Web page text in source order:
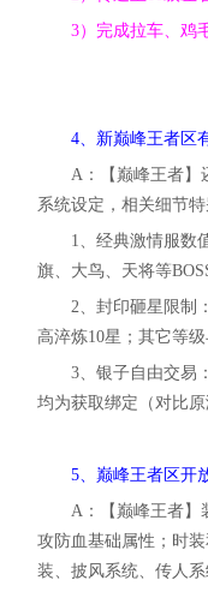
3）完成拉车、鸡
4、新巅峰王者区
A：【巅峰王者】
系统设定，相关细节
1、经典激情服数
旗、大鸟、天将等
2、封印砸星限制
高淬炼10星；其它等
3、银子自由交易
均为获取绑定（对比
5、巅峰王者区开
A：【巅峰王者】
攻防血基础属性；时
装、披风系统、传人